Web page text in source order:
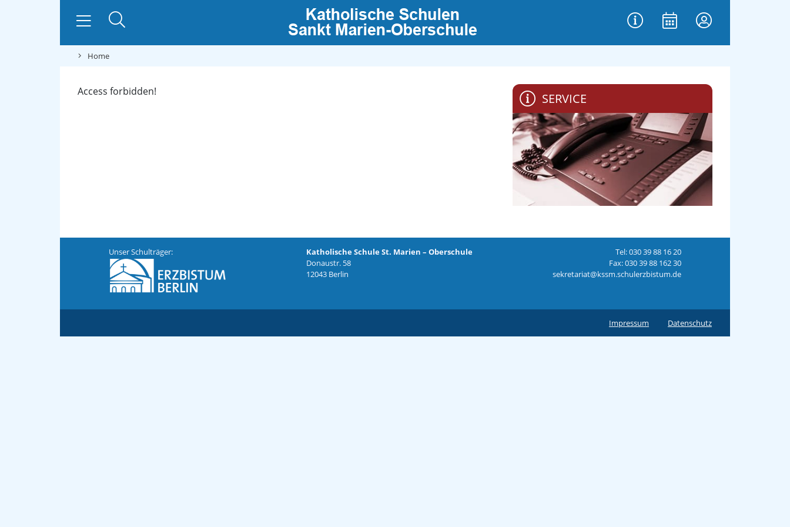
Home
Access forbidden! SERVICE
Unser Schulträger:
Katholische Schule St. Marien – Oberschule
Donaustr. 58
12043 Berlin
Tel: 030 39 88 16 20
Fax: 030 39 88 162 30
sekretariat@kssm.schulerzbistum.de
Impressum Datenschutz